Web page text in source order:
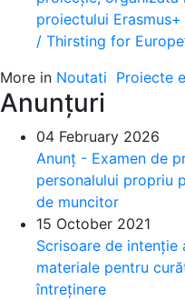
proiectului Erasmus+
/ Thirsting for
More in Noutati Proiecte
Anunțuri
04 February 2026
Anunț - Examen de
personalului propriu
de muncitor
15 October 2021
Scrisoare de intenție
materiale pentru
întreținere